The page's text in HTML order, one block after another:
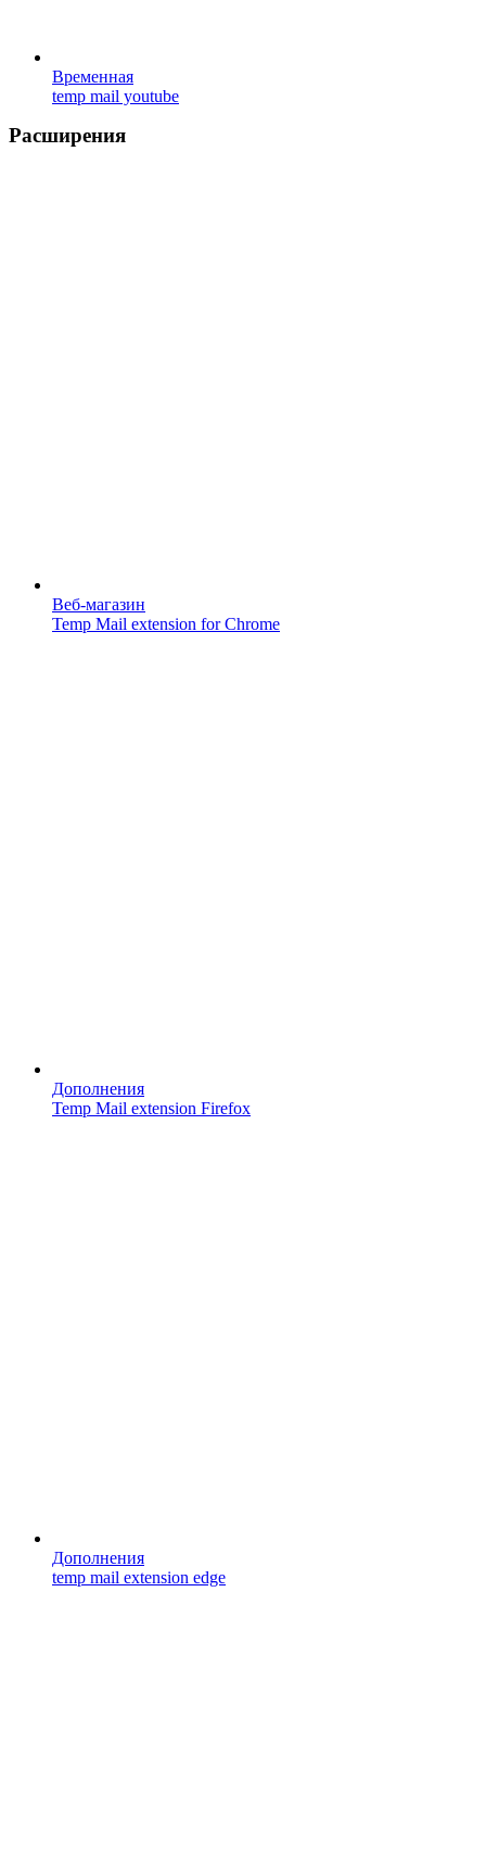
Временная
temp mail youtube
Расширения
Веб-магазин
Temp Mail extension for Chrome
Дополнения
Temp Mail extension Firefox
Дополнения
temp mail extension edge